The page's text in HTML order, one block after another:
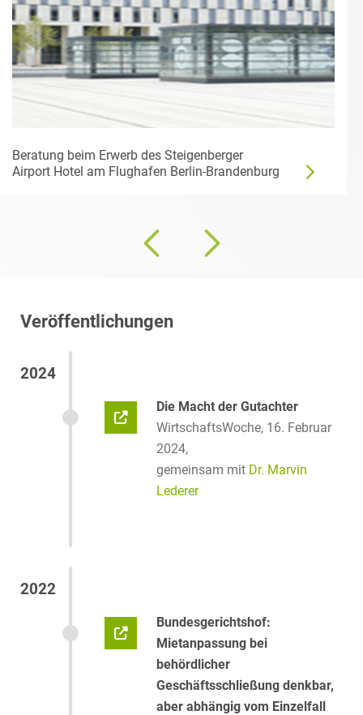
Beratung beim Erwerb des Steigenberger
Airport Hotel am Flughafen Berlin-Brandenburg
Veröffentlichungen
2024
Die Macht der Gutachter
WirtschaftsWoche, 16. Februar
2024,
gemeinsam mit Dr. Marvin
Lederer
2022
Bundesgerichtshof:
Mietanpassung bei
behördlicher
Geschäftsschließung denkbar,
aber abhängig vom Einzelfall